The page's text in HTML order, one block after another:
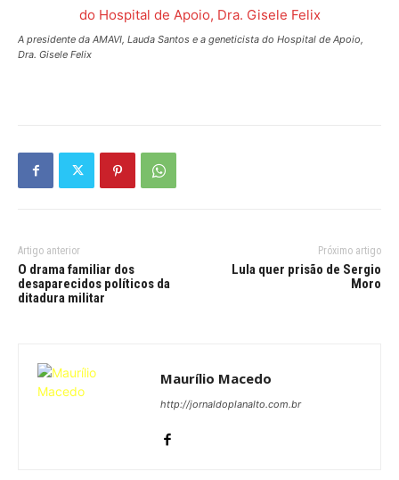
A presidente da AMAVI, Lauda Santos e a geneticista do Hospital de Apoio,
Dra. Gisele Felix
Artigo anterior
O drama familiar dos
desaparecidos políticos da
ditadura militar
Próximo artigo
Lula quer prisão de Sergio
Moro
Maurílio Macedo
http://jornaldoplanalto.com.br